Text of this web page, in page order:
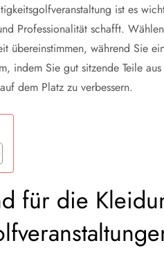
ist es
Professionalität schafft.
übereinstimmen, während Sie
indem Sie gut sitzende Teile
dem Platz zu verbessern.
für die